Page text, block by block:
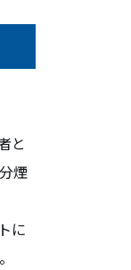
と
煙
に